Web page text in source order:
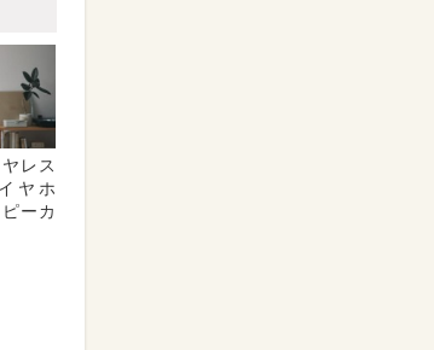
レス
ヤホ
ーカ